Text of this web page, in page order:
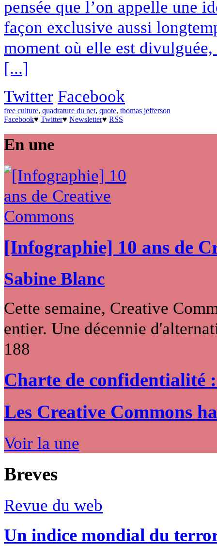
pensée que l’on appelle une
façon exclusive aussi
moment où elle est
[...]
Twitter Facebook
free culture, quadrature du net, quote, thomas jefferson
Facebook♥ Twitter♥ Newsletter♥ RSS
En une
[Infographie] 10 ans de
Sabine Blanc
Cette semaine, Creative
entier. Une décennie
188
Charte de confidentialité
Les Creative Commons
Voir la une
Breves
Revue du web
Un indice mondial du